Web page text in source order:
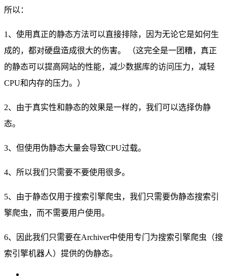
所以：
1、使用真正的静态方法可以直接排除，因为无论它是如何生
成的，都对硬盘造成很大的伤害。 （这完全是一团糟，真正
的静态可以提高网站的性能，减少数据库的访问压力，减轻
CPU和内存的压力。）
2、由于真实性和静态的效果是一样的，我们可以选择伪静
态。
3、但使用伪静态大量会导致CPU过载。
4、所以我们只需要不要使用很多。
5、由于静态仅用于搜索引擎爬虫，我们只需要伪静态搜索引
擎爬虫，而不需要用户使用。
6、因此我们只需要在Archiver中使用专门为搜索引擎爬虫（搜
索引擎机器人）提供的伪静态。